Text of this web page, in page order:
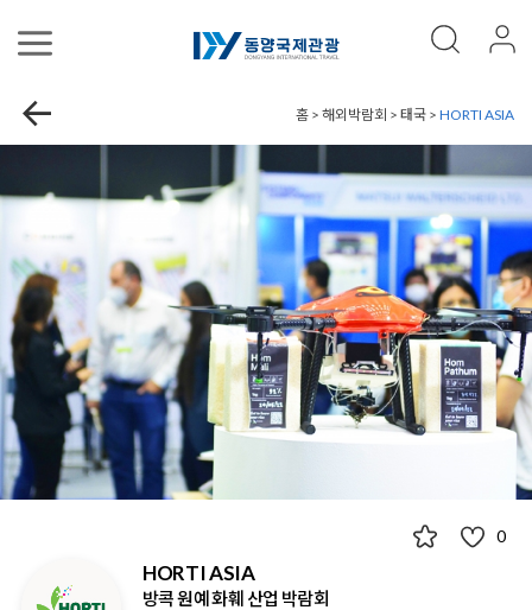
홈 > 해외박람회 > 태국 > HORTI ASIA
0
HORTI ASIA
방콕 원예 화훼 산업 박람회